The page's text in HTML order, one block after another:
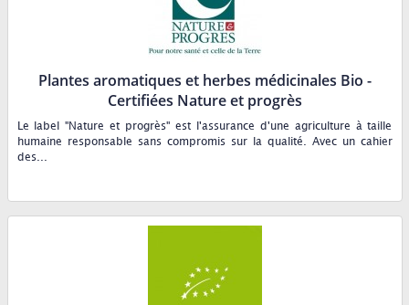
Plantes aromatiques et herbes médicinales Bio -
Certifiées Nature et progrès
Le label "Nature et progrès" est l'assurance d'une agriculture à taille
humaine responsable sans compromis sur la qualité. Avec un cahier
des...